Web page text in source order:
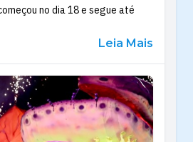
no dia 18 e segue até
Leia Mais